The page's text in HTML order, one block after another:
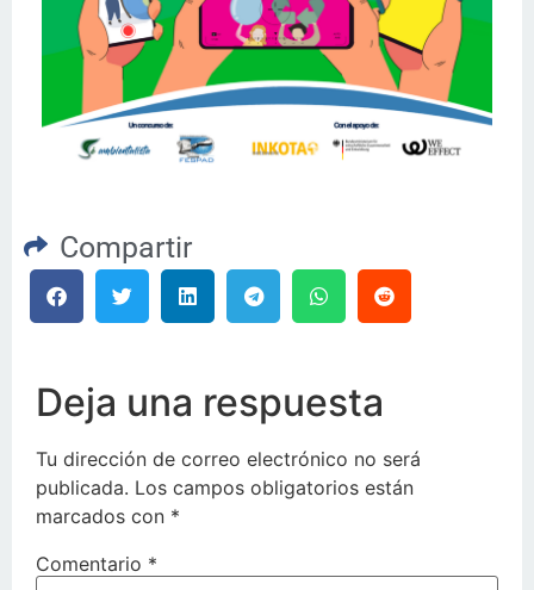
Compartir
Deja una respuesta
Tu dirección de correo electrónico no será
publicada. Los campos obligatorios están
marcados con *
Comentario *